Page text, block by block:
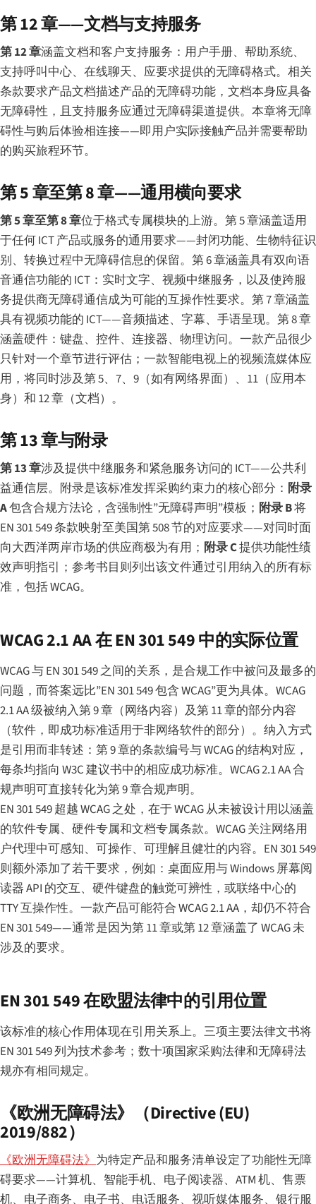
第 12 章——文档与支持服务
第 12 章涵盖文档和客户支持服务：用户手册、帮助系统、
支持呼叫中心、在线聊天、应要求提供的无障碍格式。相关
条款要求产品文档描述产品的无障碍功能，文档本身应具备
无障碍性，且支持服务应通过无障碍渠道提供。本章将无障
碍性与购后体验相连接——即用户实际接触产品并需要帮助
的购买旅程环节。
第 5 章至第 8 章——通用横向要求
第 5 章至第 8 章位于格式专属模块的上游。第 5 章涵盖适用
于任何 ICT 产品或服务的通用要求——封闭功能、生物特征识
别、转换过程中无障碍信息的保留。第 6 章涵盖具有双向语
音通信功能的 ICT：实时文字、视频中继服务，以及使跨服
务提供商无障碍通信成为可能的互操作性要求。第 7 章涵盖
具有视频功能的 ICT——音频描述、字幕、手语呈现。第 8 章
涵盖硬件：键盘、控件、连接器、物理访问。一款产品很少
只针对一个章节进行评估；一款智能电视上的视频流媒体应
用，将同时涉及第 5、7、9（如有网络界面）、11（应用本
身）和 12 章（文档）。
第 13 章与附录
第 13 章涉及提供中继服务和紧急服务访问的 ICT——公共利
益通信层。附录是该标准发挥采购约束力的核心部分： 附录
A包含合规方法论，含强制性”无障碍声明”模板； 附录 B将
EN 301 549 条款映射至美国第 508 节的对应要求——对同时面
向大西洋两岸市场的供应商极为有用； 附录 C提供功能性绩
效声明指引；参考书目则列出该文件通过引用纳入的所有标
准，包括 WCAG。
WCAG 2.1 AA 在 EN 301 549 中的实际位置
WCAG 与 EN 301 549 之间的关系，是合规工作中被问及最多的
问题，而答案远比”EN 301 549 包含 WCAG”更为具体。WCAG
2.1 AA 级被纳入第 9 章（网络内容）及第 11 章的部分内容
（软件，即成功标准适用于非网络软件的部分）。纳入方式
是引用而非转述：第 9 章的条款编号与 WCAG 的结构对应，
每条均指向 W3C 建议书中的相应成功标准。WCAG 2.1 AA 合
规声明可直接转化为第 9 章合规声明。
EN 301 549 超越 WCAG 之处，在于 WCAG 从未被设计用以涵盖
的软件专属、硬件专属和文档专属条款。WCAG 关注网络用
户代理中可感知、可操作、可理解且健壮的内容。EN 301 549
则额外添加了若干要求，例如：桌面应用与 Windows 屏幕阅
读器 API 的交互、硬件键盘的触觉可辨性，或联络中心的
TTY 互操作性。一款产品可能符合 WCAG 2.1 AA，却仍不符合
EN 301 549——通常是因为第 11 章或第 12 章涵盖了 WCAG 未
涉及的要求。
EN 301 549 在欧盟法律中的引用位置
该标准的核心作用体现在引用关系上。三项主要法律文书将
EN 301 549 列为技术参考；数十项国家采购法律和无障碍法
规亦有相同规定。
《欧洲无障碍法》（Directive (EU)
2019/882）
《欧洲无障碍法》 为特定产品和服务清单设定了功能性无障
碍要求——计算机、智能手机、电子阅读器、ATM 机、售票
机、电子商务、电子书、电话服务、视听媒体服务、银行服